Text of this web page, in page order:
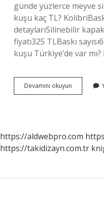
günde yüzlerce meyve
kuşu kaç TL?
detaylarıSilinebilir
fiyatı325 TLBaskı
kuşu Türkiye’de var
Devamını okuyun
Kuşu
https://aldwebpro.com
https://takidizayn.com.tr